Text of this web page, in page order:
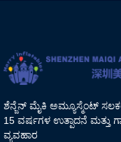
ಶೆನ್ಜೆನ್ ಮೈಕಿ ಅಮ್ಯೂಸ್ಮೆಂಟ್
15 ವರ್ಷಗಳ ಉತ್ಪಾದನೆ
ವ್ಯವಹಾರ